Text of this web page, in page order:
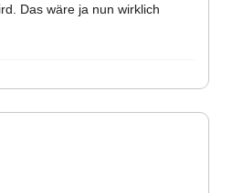
Das wäre ja nun wirklich